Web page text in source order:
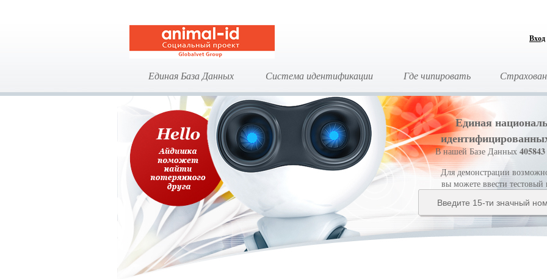
Вход
Единая База Данных Система идентификации Где чипировать
Единая
В нашей Базе Данных 405843
Для демонстрации
вы можете ввести